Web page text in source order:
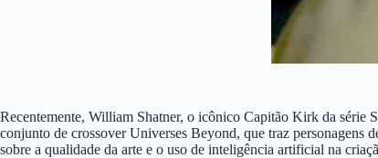
Recentemente, William Shatner, o icônico Capitão Kirk da série
conjunto de crossover Universes Beyond, que traz personagens
sobre a qualidade da arte e o uso de inteligência artificial na